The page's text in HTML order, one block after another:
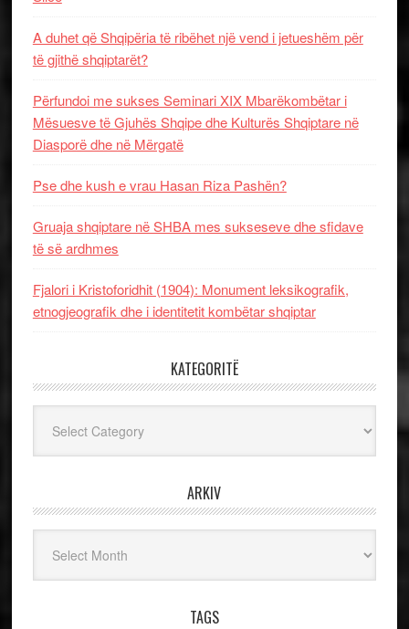
A duhet që Shqipëria të ribëhet një vend i jetueshëm për
të gjithë shqiptarët?
Përfundoi me sukses Seminari XIX Mbarëkombëtar i
Mësuesve të Gjuhës Shqipe dhe Kulturës Shqiptare në
Diasporë dhe në Mërgatë
Pse dhe kush e vrau Hasan Riza Pashën?
Gruaja shqiptare në SHBA mes sukseseve dhe sfidave
të së ardhmes
Fjalori i Kristoforidhit (1904): Monument leksikografik,
etnogjeografik dhe i identitetit kombëtar shqiptar
KATEGORITË
ARKIV
TAGS